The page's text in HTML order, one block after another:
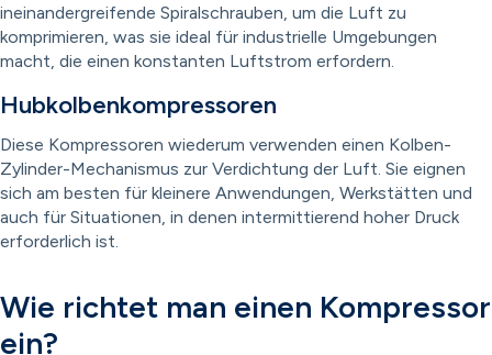
ineinandergreifende Spiralschrauben, um die Luft zu
komprimieren, was sie ideal für industrielle Umgebungen
macht, die einen konstanten Luftstrom erfordern.
Hubkolbenkompressoren
Diese Kompressoren wiederum verwenden einen Kolben-
Zylinder-Mechanismus zur Verdichtung der Luft. Sie eignen
sich am besten für kleinere Anwendungen, Werkstätten und
auch für Situationen, in denen intermittierend hoher Druck
erforderlich ist.
Wie richtet man einen Kompressor
ein?